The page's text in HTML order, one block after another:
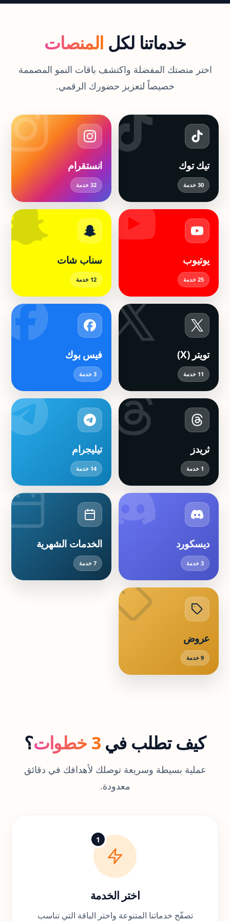
خدماتنا لكل المنصات
اختر منصتك المفضلة واكتشف باقات النمو المصممة
خصيصاً لتعزيز حضورك الرقمي.
خدمات تيك توك
تيك توك
30 خدمة
خدمات انستقرام
انستقرام
32 خدمة
خدمات يوتيوب
يوتيوب
25 خدمة
خدمات سناب شات
سناب شات
12 خدمة
خدمات تويتر (X)
تويتر (X)
11 خدمة
خدمات فيس بوك
فيس بوك
3 خدمة
خدمات ثريدز
ثريدز
1 خدمة
خدمات تيليجرام
تيليجرام
14 خدمة
خدمات ديسكورد
ديسكورد
3 خدمة
خدمات الخدمات الشهرية
الخدمات الشهرية
7 خدمة
خدمات عروض
عروض
9 خدمة
كيف تطلب في3 خطوات ؟
عملية بسيطة وسريعة توصلك لأهدافك في دقائق
معدودة.
1
اختر الخدمة